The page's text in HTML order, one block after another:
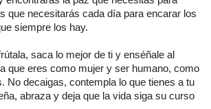
que necesitarás cada día para encarar los
siempre los hay.
saca lo mejor de ti y enséñale al
que eres como mujer y ser humano, como
No decaigas, contempla lo que tienes a tu
abraza y deja que la vida siga su curso